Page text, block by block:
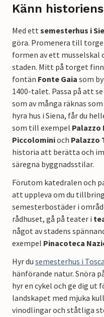
Känn
Med ett semesterhus i
göra. Promenera till
formen av ett musselskal
staden. Mitt på torget
fontän Fonte Gaia som
1400-talet. Passa på att
som av många räknas
hyra hus i Siena, får du
som till exempel Palazzo
Piccolominioch Palazzo
historia att berätta och
säregna byggnadsstilar.
Förutom katedralen och
att uppleva om du
semesterbostäder i
rådhuset, gå på teater i
något av stadens
exempel Pinacoteca
Hyr du semesterhus i
hänförande natur. Snöra
hyr en cykel och ge dig ut
landskapet med mjuka
vinodlingar och ståtliga